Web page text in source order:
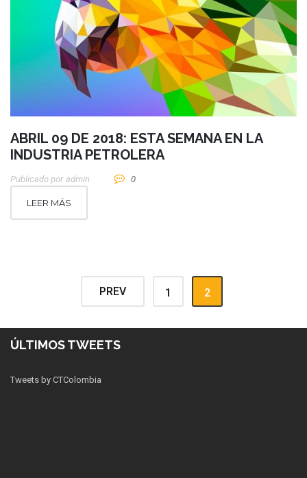
ABRIL 09 DE 2018: ESTA SEMANA EN LA
INDUSTRIA PETROLERA
Publicado por Admin 0
LEER MÁS
PREV 1 2
ÚLTIMOS TWEETS
Tweets by CTColombia